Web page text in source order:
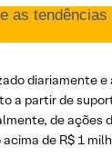
as
diariamente e
a partir de
de ações
de R$ 1